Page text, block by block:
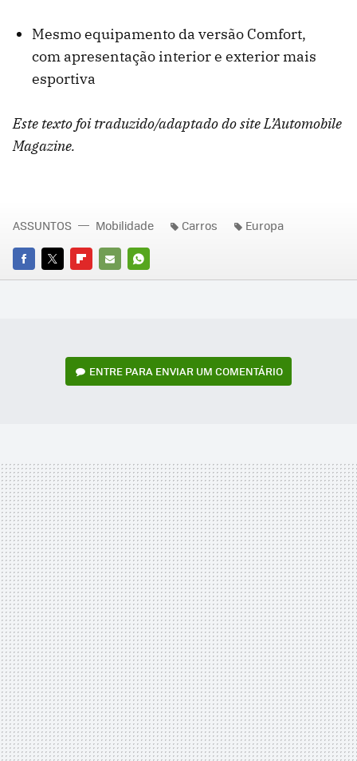
Mesmo equipamento da versão Comfort,
com apresentação interior e exterior mais
esportiva
Este texto foi traduzido/adaptado do site L’Automobile
Magazine.
FACEBOOK
TWITTERFLIPBOARD
E-
WHATSAPP
ASSUNTOS Mobilidade Carros Europa
ENTRE PARA ENVIAR UM COMENTÁRIO